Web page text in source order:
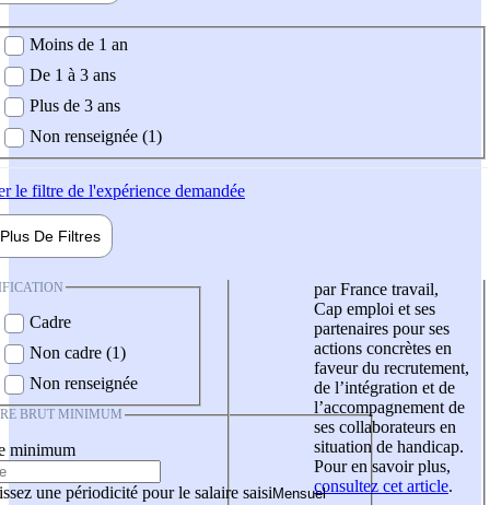
demandée
Moins de 1 an
De 1 à 3 ans
Plus de 3 ans
Non renseignée (1)
le filtre de l'expérience demandée
Plus De Filtres
Cadre
Non cadre (1)
Non renseignée
BRUT MINIMUM
minimum
une périodicité pour le salaire saisi
par France travail,
Cap emploi et ses
partenaires pour ses
actions concrètes en
faveur du recrutement,
de l’intégration et de
l’accompagnement de
ses collaborateurs en
situation de handicap.
Pour en savoir plus,
consultez cet article.